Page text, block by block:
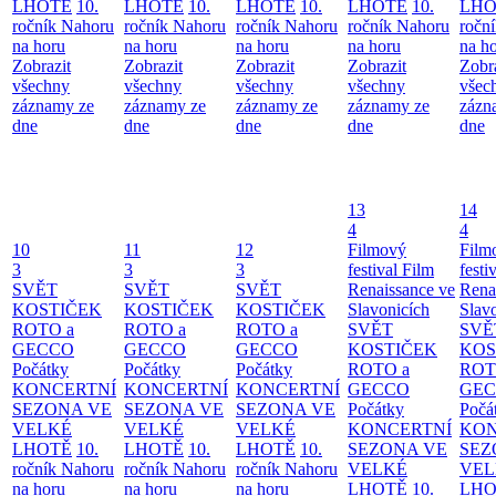
LHOTĚ 10.
ročník Nahoru
na horu
Zobrazit
všechny
záznamy ze
dne
LHOTĚ 10.
ročník Nahoru
na horu
Zobrazit
všechny
záznamy ze
dne
LHOTĚ 10.
ročník Nahoru
na horu
Zobrazit
všechny
záznamy ze
dne
LHOTĚ 10.
ročník Nahoru
na horu
Zobrazit
všechny
záznamy ze
dne
na
dne
10
3
SVĚT
KOSTIČEK
ROTO a
GECCO
Počátky
KONCERTNÍ
SEZONA VE
VELKÉ
LHOTĚ 10.
ročník Nahoru
na horu
11
3
SVĚT
KOSTIČEK
ROTO a
GECCO
Počátky
KONCERTNÍ
SEZONA VE
VELKÉ
LHOTĚ 10.
ročník Nahoru
na horu
12
3
SVĚT
KOSTIČEK
ROTO a
GECCO
Počátky
KONCERTNÍ
SEZONA VE
VELKÉ
LHOTĚ 10.
ročník Nahoru
na horu
13
4
Filmový
festival Film
Renaissance ve
Slavonicích
SVĚT
KOSTIČEK
ROTO a
GECCO
Počátky
KONCERTNÍ
SEZONA VE
VELKÉ
LHOTĚ 10.
14
4